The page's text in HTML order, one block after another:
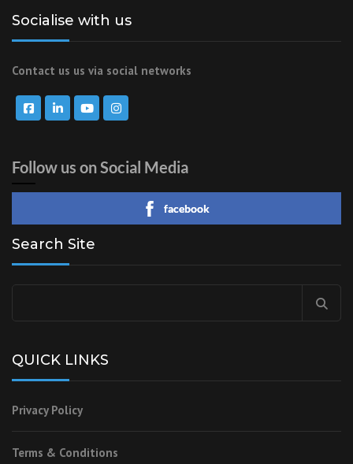
Socialise with us
Contact us us via social networks
Follow us on Social Media
facebook
Search Site
QUICK LINKS
Privacy Policy
Terms & Conditions